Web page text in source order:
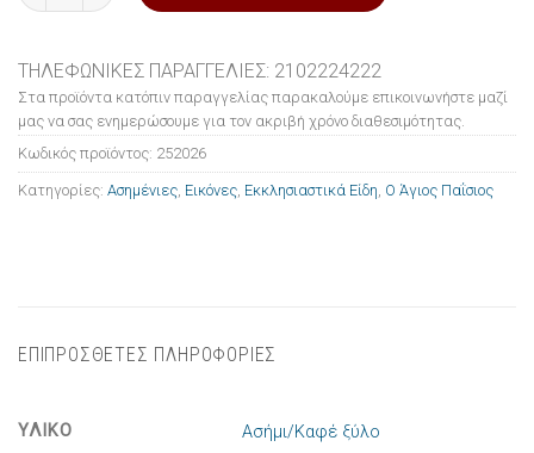
ΤΗΛΕΦΩΝΙΚΕΣ ΠΑΡΑΓΓΕΛΙΕΣ: 2102224222
Στα προϊόντα κατόπιν παραγγελίας παρακαλούμε επικοινωνήστε μαζί
μας να σας ενημερώσουμε για τον ακριβή χρόνο διαθεσιμότητας.
Κωδικός προϊόντος: 252026
Κατηγορίες: Ασημένιες Εικόνες Εκκλησιαστικά Είδη Ο Άγιος Παΐσιος
ΕΠΙΠΡΟΣΘΕΤΕΣ ΠΛΗΡΟΦΟΡΙΕΣ
ΥΛΙΚΟ Ασήμι/Καφέ ξύλο